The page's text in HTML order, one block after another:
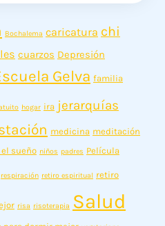
Bochalema caricatura chi
cuarzos Depresión
Gelva familia
hogar ira jerarquías
medicina meditación
sueño niños padres Película
respiración retiro espiritual retiro
risa risoterapia Salud